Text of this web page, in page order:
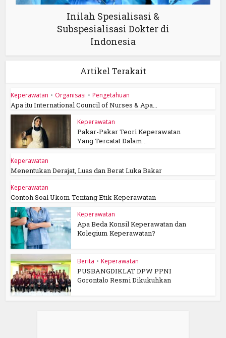
Inilah Spesialisasi &
Subspesialisasi Dokter di
Indonesia
Artikel Terakait
Keperawatan • Organisasi • Pengetahuan
Apa itu International Council of Nurses & Apa...
Keperawatan
Pakar-Pakar Teori Keperawatan
Yang Tercatat Dalam...
Keperawatan
Menentukan Derajat, Luas dan Berat Luka Bakar
Keperawatan
Contoh Soal Ukom Tentang Etik Keperawatan
Keperawatan
Apa Beda Konsil Keperawatan dan
Kolegium Keperawatan?
Berita • Keperawatan
PUSBANGDIKLAT DPW PPNI
Gorontalo Resmi Dikukuhkan